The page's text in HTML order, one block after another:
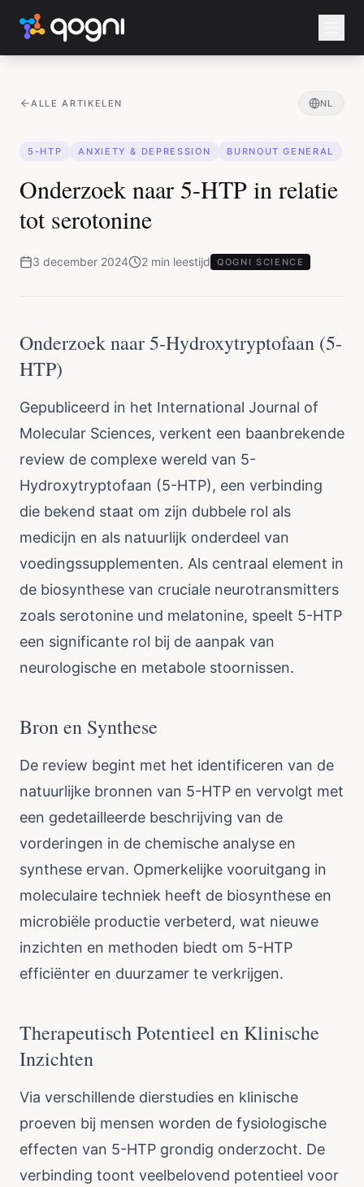
ALLE ARTIKELEN NL
5-HTP ANXIETY & DEPRESSION BURNOUT GENERAL
Onderzoek naar 5-HTP in relatie
tot serotonine
3 december 2024 2 min leestijd QOGNI SCIENCE
Onderzoek naar 5-Hydroxytryptofaan (5-
HTP)
Gepubliceerd in het International Journal of
Molecular Sciences, verkent een baanbrekende
review de complexe wereld van 5-
Hydroxytryptofaan (5-HTP), een verbinding
die bekend staat om zijn dubbele rol als
medicijn en als natuurlijk onderdeel van
voedingssupplementen. Als centraal element in
de biosynthese van cruciale neurotransmitters
zoals serotonine und melatonine, speelt 5-HTP
een significante rol bij de aanpak van
neurologische en metabole stoornissen.
Bron en Synthese
De review begint met het identificeren van de
natuurlijke bronnen van 5-HTP en vervolgt met
een gedetailleerde beschrijving van de
vorderingen in de chemische analyse en
synthese ervan. Opmerkelijke vooruitgang in
moleculaire techniek heeft de biosynthese en
microbiële productie verbeterd, wat nieuwe
inzichten en methoden biedt om 5-HTP
efficiënter en duurzamer te verkrijgen.
Therapeutisch Potentieel en Klinische
Inzichten
Via verschillende dierstudies en klinische
proeven bij mensen worden de fysiologische
effecten van 5-HTP grondig onderzocht. De
verbinding toont veelbelovend potentieel voor